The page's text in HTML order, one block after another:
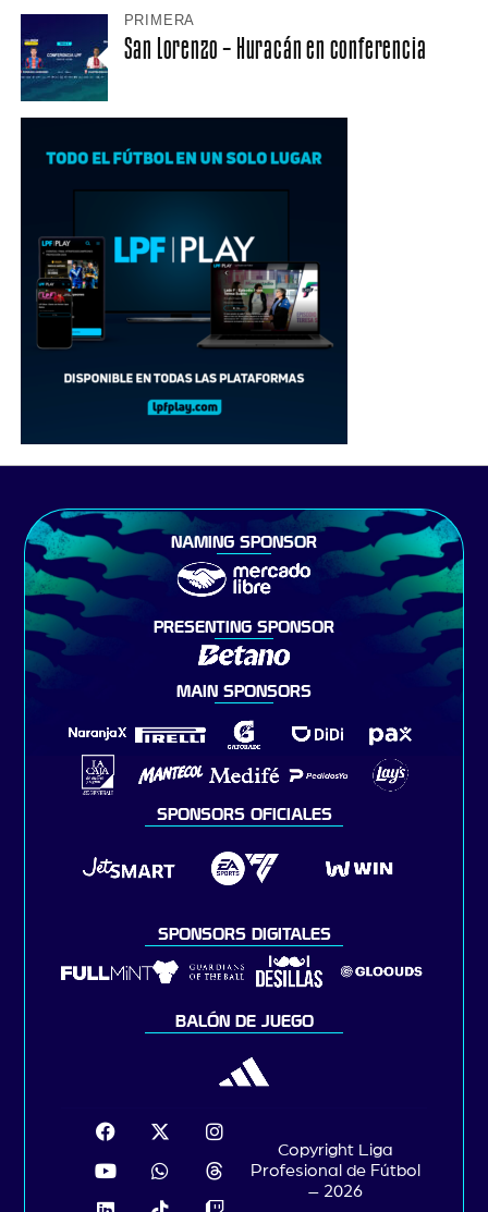
PRIMERA
San Lorenzo – Huracán en conferencia
NAMING SPONSOR
PRESENTING SPONSOR
MAIN SPONSORS
SPONSORS OFICIALES
SPONSORS DIGITALES
BALÓN DE JUEGO
Copyright Liga
Profesional de Fútbol
– 2026